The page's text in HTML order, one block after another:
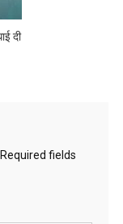
दी
Required fields